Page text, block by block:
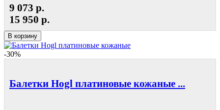
9 073 р.
15 950 р.
В корзину
-30%
Балетки Hogl платиновые кожаные ...